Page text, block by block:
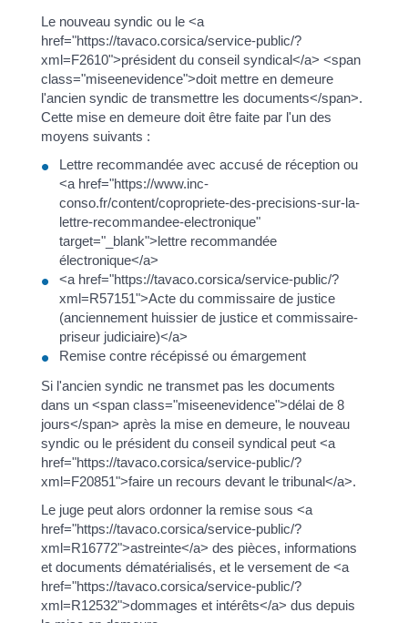
Le nouveau syndic ou le <a
href="https://tavaco.corsica/service-public/?
xml=F2610">président du conseil syndical</a> <span
class="miseenevidence">doit mettre en demeure
l'ancien syndic de transmettre les documents</span>.
Cette mise en demeure doit être faite par l'un des
moyens suivants :
Lettre recommandée avec accusé de réception ou
<a href="https://www.inc-
conso.fr/content/copropriete-des-precisions-sur-la-
lettre-recommandee-electronique"
target="_blank">lettre recommandée
électronique</a>
<a href="https://tavaco.corsica/service-public/?
xml=R57151">Acte du commissaire de justice
(anciennement huissier de justice et commissaire-
priseur judiciaire)</a>
Remise contre récépissé ou émargement
Si l'ancien syndic ne transmet pas les documents
dans un <span class="miseenevidence">délai de 8
jours</span> après la mise en demeure, le nouveau
syndic ou le président du conseil syndical peut <a
href="https://tavaco.corsica/service-public/?
xml=F20851">faire un recours devant le tribunal</a>.
Le juge peut alors ordonner la remise sous <a
href="https://tavaco.corsica/service-public/?
xml=R16772">astreinte</a> des pièces, informations
et documents dématérialisés, et le versement de <a
href="https://tavaco.corsica/service-public/?
xml=R12532">dommages et intérêts</a> dus depuis